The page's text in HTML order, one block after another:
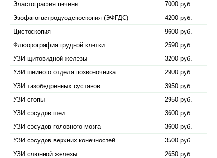
Эластография печени
7000 руб.
Эзофагогастродуоденоскопия (ЭФГДС)
4200 руб.
Цистоскопия
9600 руб.
Флюорография грудной клетки
2590 руб.
УЗИ щитовидной железы
3200 руб.
УЗИ шейного отдела позвоночника
2900 руб.
УЗИ тазобедренных суставов
3950 руб.
УЗИ стопы
2950 руб.
УЗИ сосудов шеи
3600 руб.
УЗИ сосудов головного мозга
3600 руб.
УЗИ сосудов верхних конечностей
3500 руб.
УЗИ слюнной железы
2650 руб.